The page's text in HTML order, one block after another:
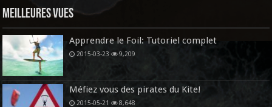
Meilleures vues
Apprendre le Foil: Tutoriel complet
2015-03-23 9,209
Méfiez vous des pirates du Kite!
2015-05-21 8,648